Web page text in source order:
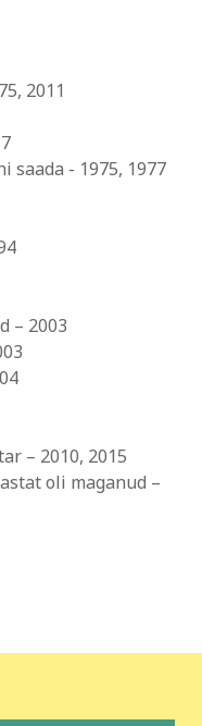
2011
- 1975, 1977
– 2003
– 2010, 2015
oli maganud –